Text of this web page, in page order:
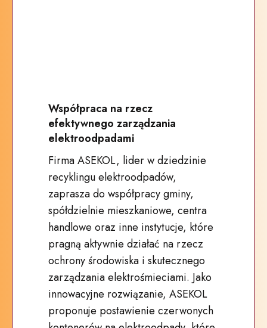
Współpraca na rzecz
efektywnego zarządzania
elektroodpadami
Firma ASEKOL, lider w dziedzinie
recyklingu elektroodpadów,
zaprasza do współpracy gminy,
spółdzielnie mieszkaniowe, centra
handlowe oraz inne instytucje, które
pragną aktywnie działać na rzecz
ochrony środowiska i skutecznego
zarządzania elektrośmieciami. Jako
innowacyjne rozwiązanie, ASEKOL
proponuje postawienie czerwonych